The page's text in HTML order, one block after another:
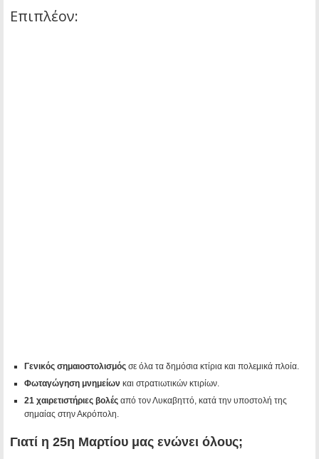
Επιπλέον:
Γενικός σημαιοστολισμός σε όλα τα δημόσια κτίρια και πολεμικά πλοία.
Φωταγώγηση μνημείων και στρατιωτικών κτιρίων.
21 χαιρετιστήριες βολές από τον Λυκαβηττό, κατά την υποστολή της
σημαίας στην Ακρόπολη.
Γιατί η 25η Μαρτίου μας ενώνει όλους;